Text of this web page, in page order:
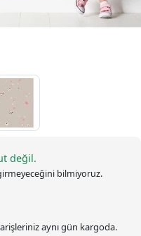
değil.
bilmiyoruz.
aynı gün kargoda.